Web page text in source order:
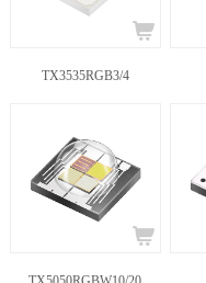
TX3535RGB3/4